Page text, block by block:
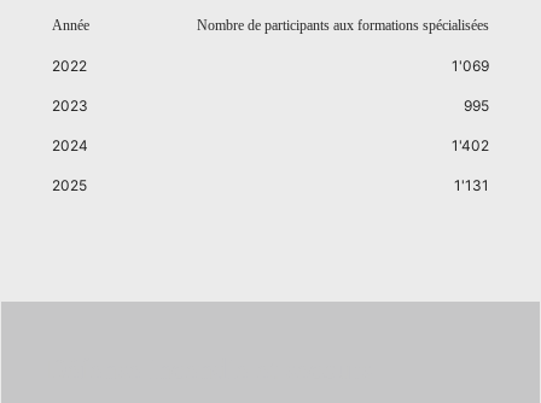
Année Nombre de participants aux formations spécialisées
2022 1'069
2023 995
2024 1'402
2025 1'131